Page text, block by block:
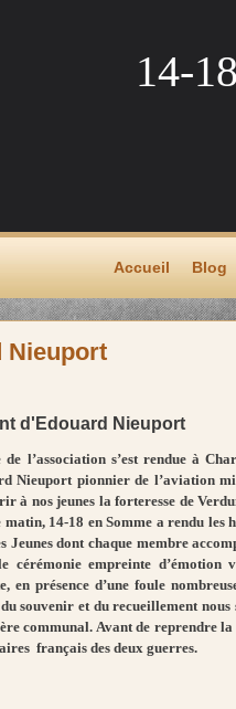
14-
Accueil Blog
Nieuport
d'Edouard Nieuport
l’association s’est rendue à
Nieuport pionnier de l’aviation
à nos jeunes la forteresse de
14-18 en Somme a rendu les
dont chaque membre
cérémonie empreinte d’émotion
présence d’une foule
souvenir et du recueillement
communal. Avant de reprendre
français des deux guerres.